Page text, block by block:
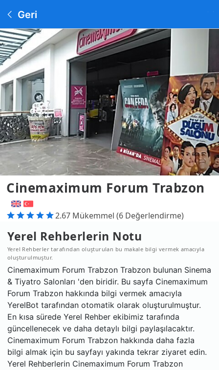
Geri
Cinemaximum Forum Trabzon
2.67 Mükemmel (6 Değerlendirme)
Yerel Rehberlerin Notu
Yerel Rehberler tarafından oluşturulan bu makale bilgi vermek amacıyla
oluşturulmuştur.
Cinemaximum Forum Trabzon Trabzon bulunan Sinema
& Tiyatro Salonları 'den biridir. Bu sayfa Cinemaximum
Forum Trabzon hakkında bilgi vermek amacıyla
YerelBot tarafından otomatik olarak oluşturulmuştur.
En kısa sürede Yerel Rehber ekibimiz tarafında
güncellenecek ve daha detaylı bilgi paylaşılacaktır.
Cinemaximum Forum Trabzon hakkında daha fazla
bilgi almak için bu sayfayı yakında tekrar ziyaret edin.
Yerel Rehberlerin Cinemaximum Forum Trabzon